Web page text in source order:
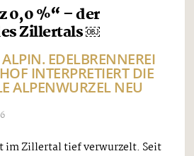
0,0 %“ – der
Zillertals ￼
EDELBRENNEREI
INTERPRETIERT DIE
ALPENWURZEL NEU
im Zillertal tief verwurzelt. Seit